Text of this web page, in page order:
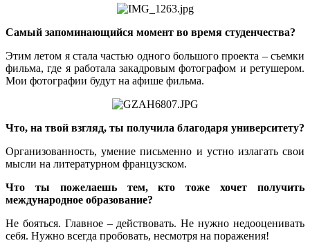
Самый запоминающийся момент во время студенчества?
Этим летом я стала частью одного большого проекта – съемки
фильма, где я работала закадровым фотографом и ретушером.
Мои фотографии будут на афише фильма.
Что, на твой взгляд, ты получила благодаря университету?
Организованность, умение письменно и устно излагать свои
мысли на литературном французском.
Что ты пожелаешь тем, кто тоже хочет получить
международное образование?
Не бояться. Главное – действовать. Не нужно недооценивать
себя. Нужно всегда пробовать, несмотря на поражения!